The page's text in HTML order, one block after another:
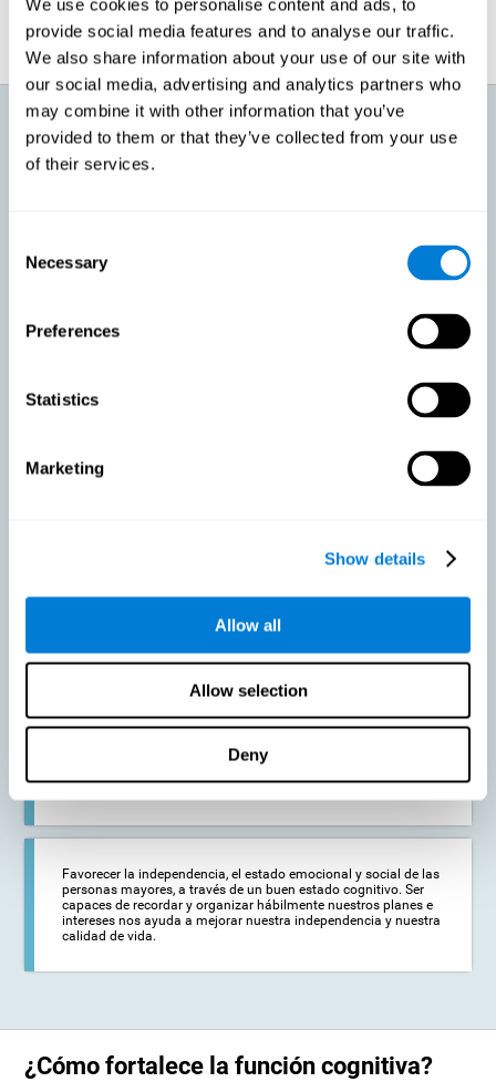
We use cookies to personalise content and ads, to
provide social media features and to analyse our traffic.
We also share information about your use of our site with
our social media, advertising and analytics partners who
may combine it with other information that you’ve
provided to them or that they’ve collected from your use
of their services.
Selection
Necessary
Preferences
Statistics
Marketing
Show details
Allow all
Allow selection
Deny
¿Qué voy a conseguir con el
entrenamiento cognitivo para un
envejecimiento activo?
mismo es lo que le ocurre a nuestro cerebro. Es normal que perdamos
agilidad mental, que nos cueste más recuperar información o aprender
cosas nuevas. Estos cambios no significan que tengamos ninguna
actividades. Con esto en mente, CogniFit ha diseñado un entrenamiento
que busca conseguir:
Favorecer un envejecimiento activo en personas sanas,
manteniendo las capacidades cognitivas. Mantener la
actividad cognitiva es una de las recomendaciones claves para
adecuado, llevar una dieta variada y saludable, socializar y
dormir apropiadamente.
Prevenir en la medida de lo posible un deterioro cognitivo o
alteraciones cognitivas relacionadas con la edad. Aunque el
la disminución de la actividad cognitiva puede favorecer la
Fortalecer el estado cognitivo de las personas que estén
comenzando a sufrir alguna patología cognitiva. Las
Alzheimer, no tienen cura. No obstante, un adecuado
Favorecer la independencia, el estado emocional y social de las
personas mayores, a través de un buen estado cognitivo. Ser
capaces de recordar y organizar hábilmente nuestros planes e
intereses nos ayuda a mejorar nuestra independencia y nuestra
calidad de vida.
¿Cómo fortalece la función cognitiva?